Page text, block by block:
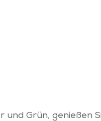
und Grün, genießen